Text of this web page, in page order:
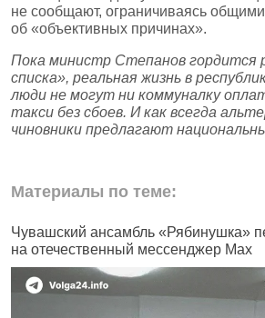
не сообщают, ограничиваясь
об «объективных причинах».
Пока министр Степанов гордится
списка», реальная жизнь в
люди не могут ни коммуналку
такси без сбоев. И как всегда
чиновники предлагают
Материалы по теме:
Чувашский ансамбль «Рябинушка»
на отечественный мессенджер Max